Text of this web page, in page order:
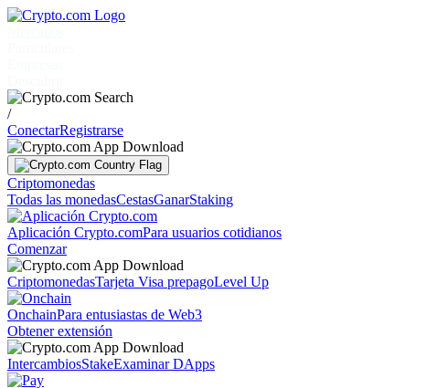
/
ConectarRegistrarse
Criptomonedas
Todas las monedasCestasGanarStaking
Aplicación Crypto.comPara usuarios cotidianos
Comenzar
CriptomonedasTarjeta Visa prepagoLevel Up
OnchainPara entusiastas de Web3
Obtener extensión
IntercambiosStakeExaminar DApps